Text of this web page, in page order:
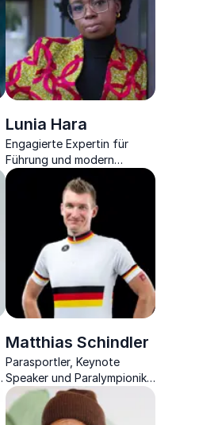
Erfolg.
Lunia Hara
Engagierte Expertin für
Führung und modern
Leadership über Empathie in
der Geschäftswelt.
Matthias Schindler
Parasportler, Keynote
Speaker und Paralympionike
über das richtige Mindset,
um den Weg an die Spitze